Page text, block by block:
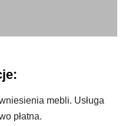
mebli. Usługa
płatna.